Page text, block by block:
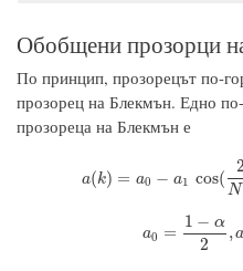
Обобщени прозорци
По принцип, прозорецът по-
прозорец на Блекмън. Едно
прозореца на Блекмън е
a(k) = a0 − a1 cos(
N
a (k )=a 0− a1cos(2πk
a0 =
1 − α
2
,a
a 0=1−α2,a